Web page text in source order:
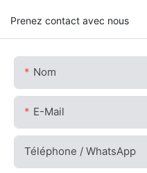
Prenez contact avec nous
Nom
E-Mail
Téléphone / WhatsApp